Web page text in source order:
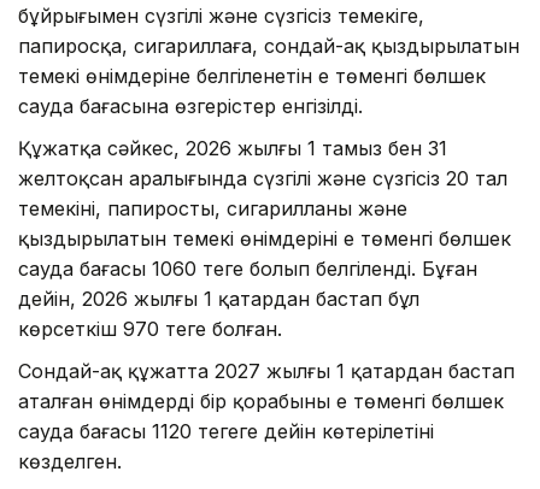
бұйрығымен сүзгілі және сүзгісіз темекіге,
папиросқа, сигариллаға, сондай-ақ қыздырылатын
темекі өнімдеріне белгіленетін ең төменгі бөлшек
сауда бағасына өзгерістер енгізілді.
Құжатқа сәйкес, 2026 жылғы 1 тамыз бен 31
желтоқсан аралығында сүзгілі және сүзгісіз 20 тал
темекінің, папиростың, сигарилланың және
қыздырылатын темекі өнімдерінің ең төменгі бөлшек
сауда бағасы 1060 теңге болып белгіленді. Бұған
дейін, 2026 жылғы 1 қаңтардан бастап бұл
көрсеткіш 970 теңге болған.
Сондай-ақ құжатта 2027 жылғы 1 қаңтардан бастап
аталған өнімдердің бір қорабының ең төменгі бөлшек
сауда бағасы 1120 теңгеге дейін көтерілетіні
көзделген.